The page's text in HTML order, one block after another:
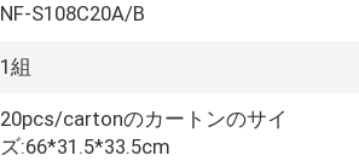
NF-S108C20A/B
1組
20pcs/cartonのカートンのサイ
ズ:66*31.5*33.5cm